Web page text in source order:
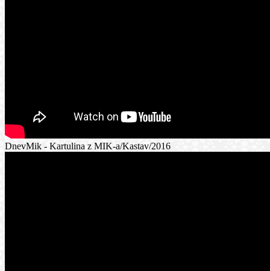
DnevMik - Kartulina z MIK-a/Kastav/2016